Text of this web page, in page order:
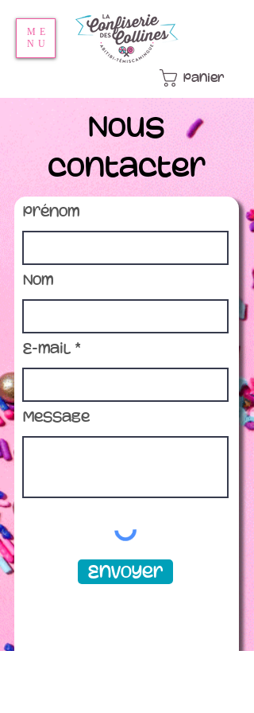
ME
NU
Panier
Nous
contacter
Prénom
Nom
E-mail
Message
Envoyer